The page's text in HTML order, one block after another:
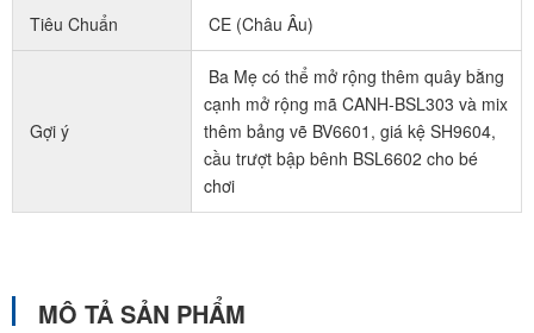
Tiêu Chuẩn CE (Châu Âu)
Gợi ý
Ba Mẹ có thể mở rộng thêm quây bằng
cạnh mở rộng mã CANH-BSL303 và mix
thêm bảng vẽ BV6601, giá kệ SH9604,
cầu trượt bập bênh BSL6602 cho bé
chơi
MÔ TẢ SẢN PHẨM